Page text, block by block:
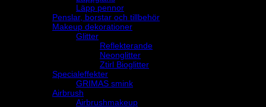
Läpp pennor
Penslar, borstar och tillbehör
Makeup dekorationer
Glitter
Reflekterande
Neonglitter
Ztirl Bioglitter
Specialeffekter
GRIMAS smink
Airbrush
Airbrushmakeup